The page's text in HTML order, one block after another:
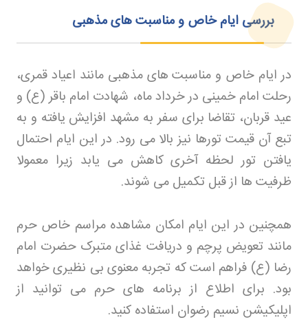
بررسی ایام خاص و مناسبت های مذهبی
در ایام خاص و مناسبت های مذهبی مانند اعیاد قمری،
رحلت امام خمینی در خرداد ماه، شهادت امام باقر (ع) و
عید قربان، تقاضا برای سفر به مشهد افزایش یافته و به
تبع آن قیمت تورها نیز بالا می رود. در این ایام احتمال
یافتن تور لحظه آخری کاهش می یابد زیرا معمولا
ظرفیت ها از قبل تکمیل می شوند.
همچنین در این ایام امکان مشاهده مراسم خاص حرم
مانند تعویض پرچم و دریافت غذای متبرک حضرت امام
رضا (ع) فراهم است که تجربه معنوی بی نظیری خواهد
بود. برای اطلاع از برنامه های حرم می توانید از
اپلیکیشن نسیم رضوان استفاده کنید.